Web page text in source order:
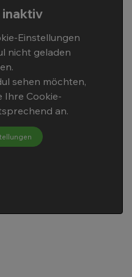
inaktiv
Einstellungen
nicht geladen
sehen möchten,
Ihre Cookie-
an.